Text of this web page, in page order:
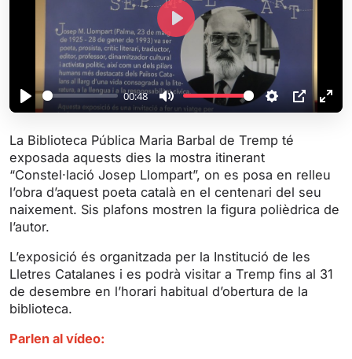
P
l
a
y
00:48
M
e
S
t
n
P
E
e
f
l
P
a
y
La Biblioteca Pública Maria Barbal de Tremp té
exposada aquests dies la mostra itinerant
“Constel·lació Josep Llompart”, on es posa en relleu
l’obra d’aquest poeta català en el centenari del seu
naixement. Sis plafons mostren la figura polièdrica de
l’autor.
L’exposició és organitzada per la Institució de les
Lletres Catalanes i es podrà visitar a Tremp fins al 31
de desembre en l’horari habitual d’obertura de la
biblioteca.
Parlen al vídeo: